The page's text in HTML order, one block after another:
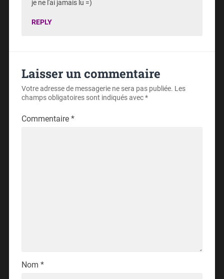
je ne l'ai jamais lu =)
REPLY
Laisser un commentaire
Votre adresse de messagerie ne sera pas publiée. Les
champs obligatoires sont indiqués avec*
Commentaire *
Nom *